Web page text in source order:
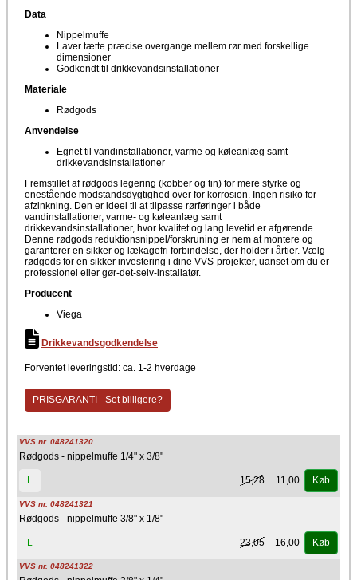
Data
Nippelmuffe
Laver tætte præcise overgange mellem rør med forskellige
dimensioner
Godkendt til drikkevandsinstallationer
Materiale
Rødgods
Anvendelse
Egnet til vandinstallationer, varme og køleanlæg samt
drikkevandsinstallationer
Fremstillet af rødgods legering (kobber og tin) for mere styrke og
enestående modstandsdygtighed over for korrosion. Ingen risiko for
afzinkning. Den er ideel til at tilpasse rørføringer i både
vandinstallationer, varme- og køleanlæg samt
drikkevandsinstallationer, hvor kvalitet og lang levetid er afgørende.
Denne rødgods reduktionsnippel/forskruning er nem at montere og
garanterer en sikker og lækagefri forbindelse, der holder i årtier. Vælg
rødgods for en sikker investering i dine VVS-projekter, uanset om du er
professionel eller gør-det-selv-installatør.
Producent
Viega
Drikkevandsgodkendelse
Forventet leveringstid: ca. 1-2 hverdage
PRISGARANTI - Set billigere?
VVS nr. 048241320
Rødgods - nippelmuffe 1/4" x 3/8"
L 15,28 11,00 Køb
VVS nr. 048241321
Rødgods - nippelmuffe 3/8" x 1/8"
L 23,05 16,00 Køb
VVS nr. 048241322